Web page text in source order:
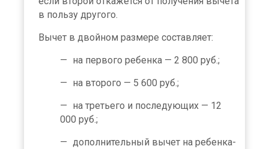
в пользу другого.
Вычет в двойном размере составляет:
на первого ребенка — 2 800 руб.;
на второго — 5 600 руб.;
на третьего и последующих — 12
000 руб.;
дополнительный вычет на ребенка-